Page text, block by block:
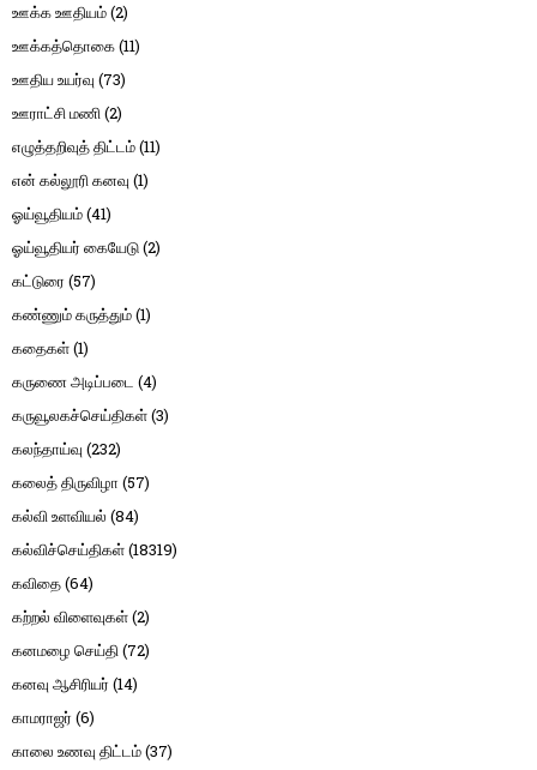
ஊக்க ஊதியம்(2)
ஊக்கத்தொகை(11)
ஊதிய உயர்வு (73)
ஊராட்சி மணி(2)
எழுத்தறிவுத் திட்டம்(11)
என் கல்லூரி கனவு (1)
ஓய்வூதியம்(41)
ஓய்வூதியர் கையேடு(2)
கட்டுரை (57)
கண்ணும் கருத்தும்(1)
கதைகள்(1)
கருணை அடிப்படை (4)
கருவூலகச்செய்திகள்(3)
கலந்தாய்வு (232)
கலைத் திருவிழா (57)
கல்வி உளவியல் (84)
கல்விச்செய்திகள்(18319)
கவிதை(64)
கற்றல் விளைவுகள்(2)
கனமழை செய்தி(72)
கனவு ஆசிரியர் (14)
காமராஜர் (6)
காலை உணவு திட்டம்(37)